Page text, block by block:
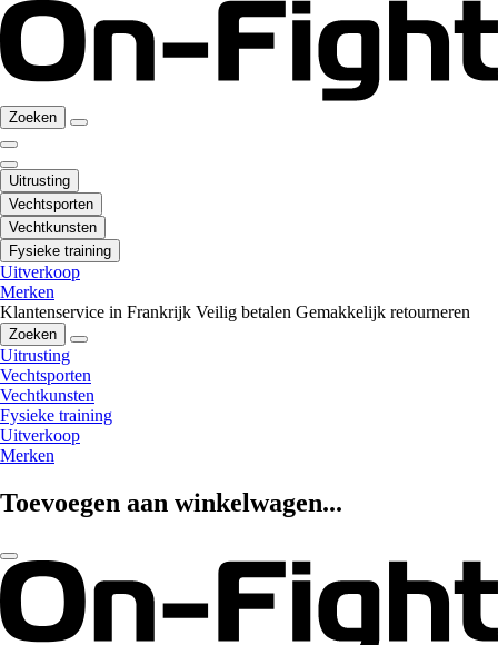
Zoeken
Uitrusting
Vechtsporten
Vechtkunsten
Fysieke training
Uitverkoop
Merken
Klantenservice in Frankrijk Veilig betalen Gemakkelijk retourneren
Zoeken
Uitrusting
Vechtsporten
Vechtkunsten
Fysieke training
Uitverkoop
Merken
Toevoegen aan winkelwagen...